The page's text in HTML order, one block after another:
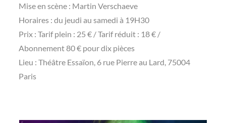
Mise en scène : Martin Verschaeve
Horaires : du jeudi au samedi à 19H30
Prix : Tarif plein : 25 € / Tarif réduit : 18 € /
Abonnement 80 € pour dix pièces
Lieu : Théâtre Essaïon, 6 rue Pierre au Lard, 75004
Paris